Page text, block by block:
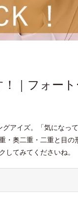
！｜フォー
アイズ。「気になっ
・奥二重・二重と目の
てみてくださいね。